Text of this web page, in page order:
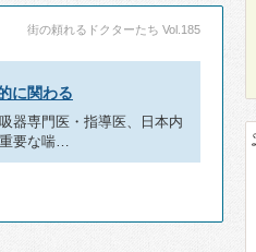
街の頼れるドクターたち Vol.185
に関わる
器専門医・指導医、日本内
要な喘…